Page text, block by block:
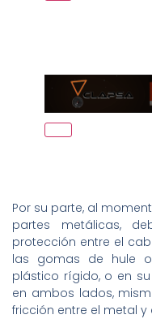
Por su parte, al
partes metálicas,
protección entre el
las gomas de hule
plástico rígido, o en
en ambos lados,
fricción entre el metal y